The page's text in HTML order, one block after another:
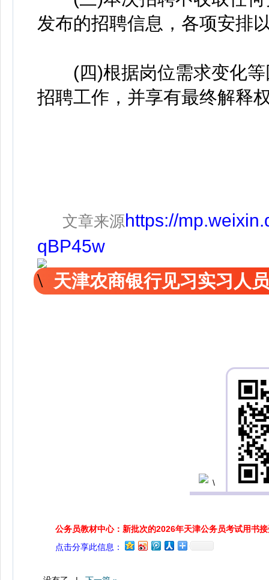
发布的招聘信息，各项安排
(四)根据岗位需求变化等
招聘工作，并享有最终解释
文章来源https://
qBP45w
天津农商银行见习实习人
公务员教材中心：新批次的2026年天津公务员考试用书
点击分享此信息：